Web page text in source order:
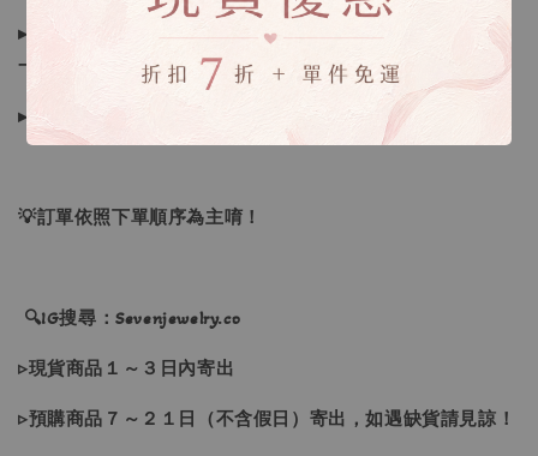
▸若因商品色差、個人喜好、想像不合、尺寸、下單錯誤者，
一律不接受退換貨
▸下水過後的商品、貼身衣物、拆標均無法接受退換貨
💡訂單依照下單順序為主唷！
🔍IG搜尋：Sevenjewelry.co
▹現貨商品１～３日內寄出
▹預購商品７～２１日（不含假日）寄出，如遇缺貨請見諒！